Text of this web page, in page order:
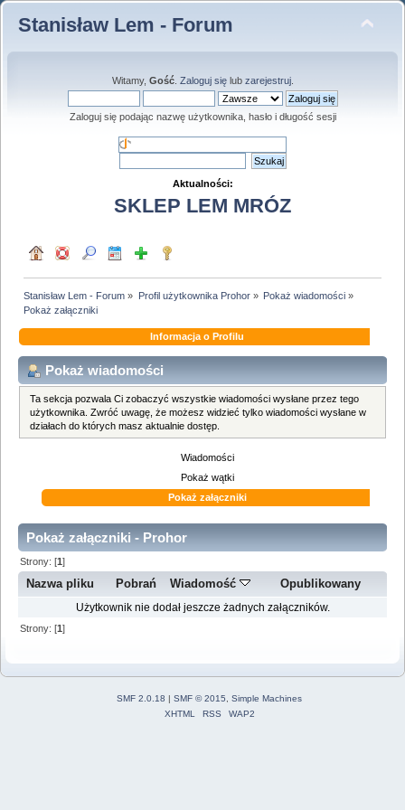
Stanisław Lem - Forum
Witamy, Gość. Zaloguj sięlub zarejestruj.
Zaloguj się podając nazwę użytkownika, hasło i długość sesji
Aktualności:
SKLEP LEM MRÓZ
Stanisław Lem - Forum » Profil użytkownika Prohor» Pokaż wiadomości»
Pokaż załączniki
Informacja o Profilu
Pokaż wiadomości
Ta sekcja pozwala Ci zobaczyć wszystkie wiadomości wysłane przez tego
użytkownika. Zwróć uwagę, że możesz widzieć tylko wiadomości wysłane w
działach do których masz aktualnie dostęp.
Wiadomości
Pokaż wątki
Pokaż załączniki
Pokaż załączniki - Prohor
Strony: [1]
Nazwa pliku Pobrań Wiadomość Opublikowany
Użytkownik nie dodał jeszcze żadnych załączników.
Strony: [1]
SMF 2.0.18 | SMF © 2015
Simple Machines
XHTML
RSS WAP2